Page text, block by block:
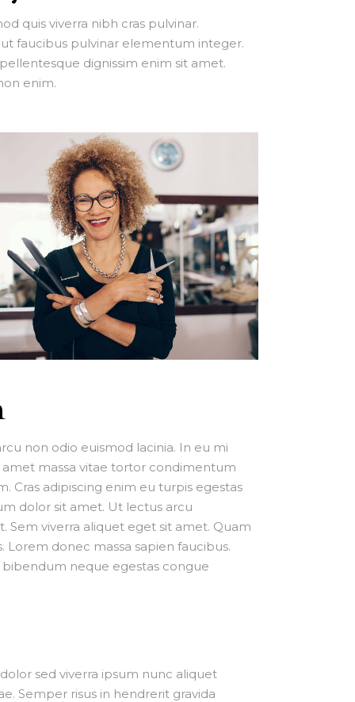
quis viverra nibh cras pulvinar.
faucibus pulvinar elementum integer.
dignissim enim sit amet.
enim.
non odio euismod lacinia. In eu mi
massa vitae tortor condimentum
Cras adipiscing enim eu turpis egestas
dolor sit amet. Ut lectus arcu
Sem viverra aliquet eget sit amet. Quam
Lorem donec massa sapien faucibus.
neque egestas congue
sed viverra ipsum nunc aliquet
Semper risus in hendrerit gravida